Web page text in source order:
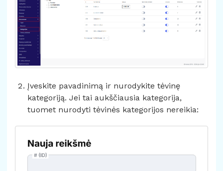
Įveskite pavadinimą ir nurodykite tėvinę
kategoriją. Jei tai aukščiausia kategorija,
tuomet nurodyti tėvinės kategorijos nereikia: